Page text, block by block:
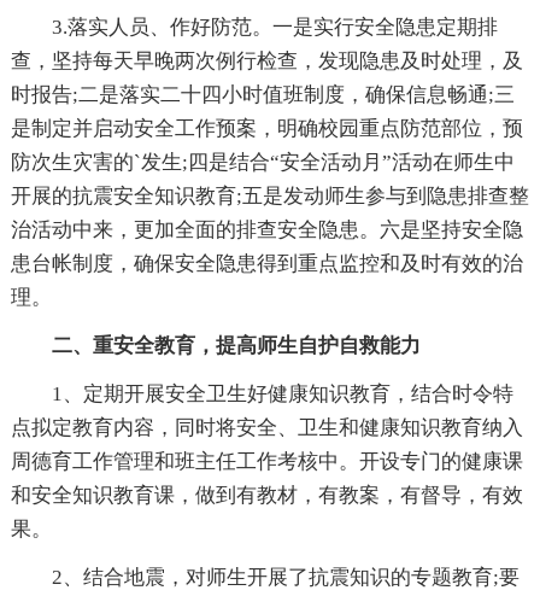
3.落实人员、作好防范。一是实行安全隐患定期排
查，坚持每天早晚两次例行检查，发现隐患及时处理，及
时报告;二是落实二十四小时值班制度，确保信息畅通;三
是制定并启动安全工作预案，明确校园重点防范部位，预
防次生灾害的`发生;四是结合“安全活动月”活动在师生中
开展的抗震安全知识教育;五是发动师生参与到隐患排查整
治活动中来，更加全面的排查安全隐患。六是坚持安全隐
患台帐制度，确保安全隐患得到重点监控和及时有效的治
理。
二、重安全教育，提高师生自护自救能力
1、定期开展安全卫生好健康知识教育，结合时令特
点拟定教育内容，同时将安全、卫生和健康知识教育纳入
周德育工作管理和班主任工作考核中。开设专门的健康课
和安全知识教育课，做到有教材，有教案，有督导，有效
果。
2、结合地震，对师生开展了抗震知识的专题教育;要